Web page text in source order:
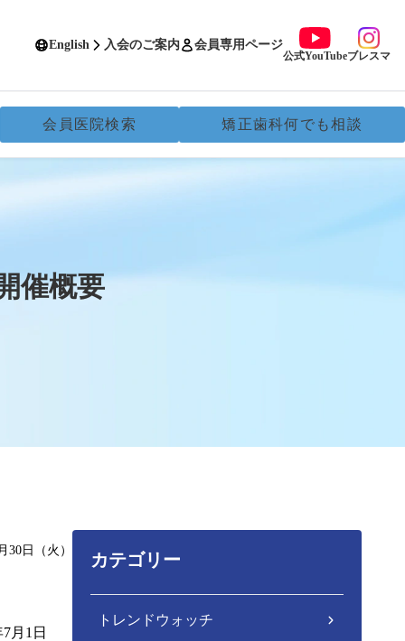
English 入会のご案内 会員専用ページ
公式YouTubeブレスマ
会員医院検索 矯正歯科何でも相談
催概要
30日（火）
月1日
カテゴリー
トレンドウォッチ